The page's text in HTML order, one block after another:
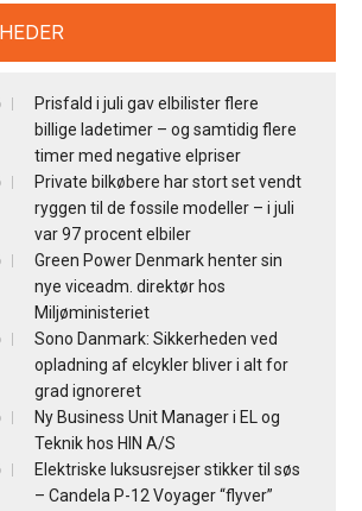
Prisfald i juli gav elbilister flere
billige ladetimer – og samtidig flere
timer med negative elpriser
Private bilkøbere har stort set vendt
ryggen til de fossile modeller – i juli
var 97 procent elbiler
Green Power Denmark henter sin
nye viceadm. direktør hos
Miljøministeriet
Sono Danmark: Sikkerheden ved
opladning af elcykler bliver i alt for
grad ignoreret
Ny Business Unit Manager i EL og
Teknik hos HIN A/S
Elektriske luksusrejser stikker til søs
– Candela P-12 Voyager “flyver”